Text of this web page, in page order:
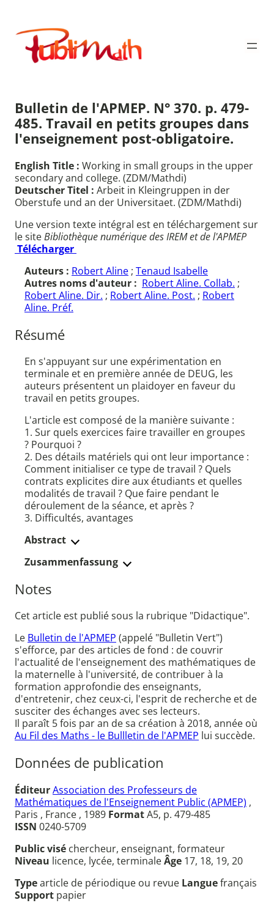
contenu
Publimath
Bulletin de l'APMEP. N° 370. p. 479-
485. Travail en petits groupes dans
l'enseignement post-obligatoire.
English Title : Working in small groups in the upper
secondary and college. (ZDM/Mathdi)
Deutscher Titel : Arbeit in Kleingruppen in der
Oberstufe und an der Universitaet. (ZDM/Mathdi)
Une version texte intégral est en téléchargement sur
le siteBibliothèque numérique des IREM et de l'APMEP
Télécharger
Auteurs : Robert Aline ; Tenaud Isabelle
Autres noms d'auteur : Robert Aline. Collab. ;
Robert Aline. Dir. ; Robert Aline. Post. ; Robert
Aline. Préf.
Résumé
En s'appuyant sur une expérimentation en
terminale et en première année de DEUG, les
auteurs présentent un plaidoyer en faveur du
travail en petits groupes.
L'article est composé de la manière suivante :
1. Sur quels exercices faire travailler en groupes
? Pourquoi ?
2. Des détails matériels qui ont leur importance :
Comment initialiser ce type de travail ? Quels
contrats explicites dire aux étudiants et quelles
modalités de travail ? Que faire pendant le
déroulement de la séance, et après ?
3. Difficultés, avantages
Abstract
Zusammenfassung
Notes
Cet article est publié sous la rubrique "Didactique".
Le Bulletin de l'APMEP (appelé "Bulletin Vert")
s'efforce, par des articles de fond : de couvrir
l'actualité de l'enseignement des mathématiques de
la maternelle à l'université, de contribuer à la
formation approfondie des enseignants,
d'entretenir, chez ceux-ci, l'esprit de recherche et de
susciter des échanges avec ses lecteurs.
Il paraît 5 fois par an de sa création à 2018, année où
Au Fil des Maths - le Bullletin de l'APMEP lui succède.
Données de publication
ÉditeurAssociation des Professeurs de
Mathématiques de l'Enseignement Public (APMEP) ,
Paris , France , 1989 FormatA5, p. 479-485
ISSN 0240-5709
Public visé chercheur, enseignant, formateur
Niveau licence, lycée, terminaleÂge 17, 18, 19, 20
Typearticle de périodique ou revue Languefrançais
Support papier